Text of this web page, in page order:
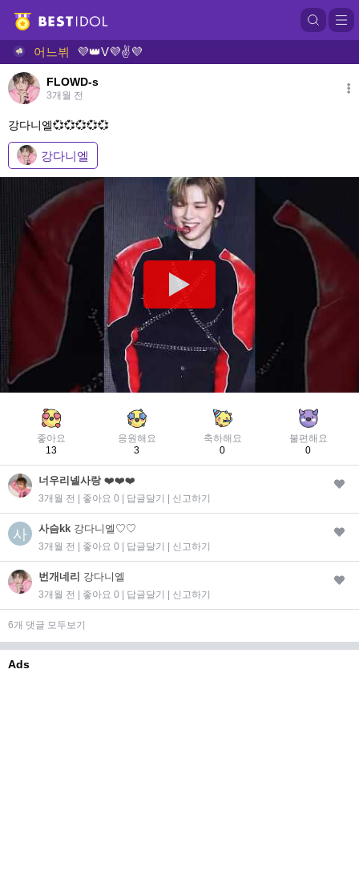
FLOWD-s
3개월 전
강다니엘💞💞💞💞💞
강다니엘
좋아요
13
응원해요
3
축하해요
0
불편해요
0
너우리넬사랑 ❤️❤️❤️
3개월 전 | 좋아요 0 | 답글달기 | 신고하기
사 사슴kk 강다니엘♡♡
3개월 전 | 좋아요 0 | 답글달기 | 신고하기
번개네리 강다니엘
3개월 전 | 좋아요 0 | 답글달기 | 신고하기
6개 댓글 모두보기
Ads